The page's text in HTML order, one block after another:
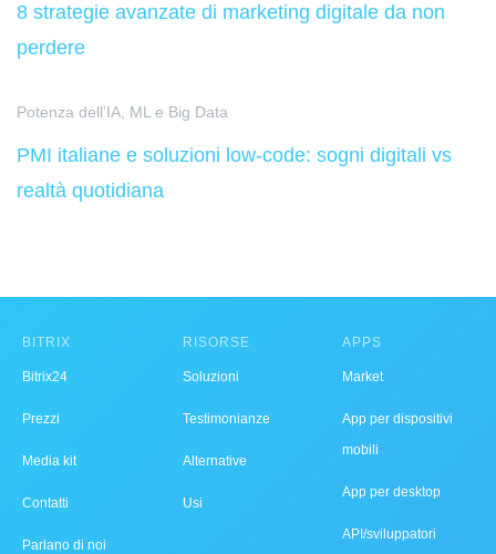
8 strategie avanzate di marketing digitale da non
perdere
Potenza dell’IA, ML e Big Data
PMI italiane e soluzioni low-code: sogni digitali vs
realtà quotidiana
BITRIX
Bitrix24
Prezzi
Media kit
Contatti
Parlano di noi
RISORSE
Soluzioni
Testimonianze
Alternative
Usi
APPS
Market
App per dispositivi
mobili
App per desktop
API/sviluppatori